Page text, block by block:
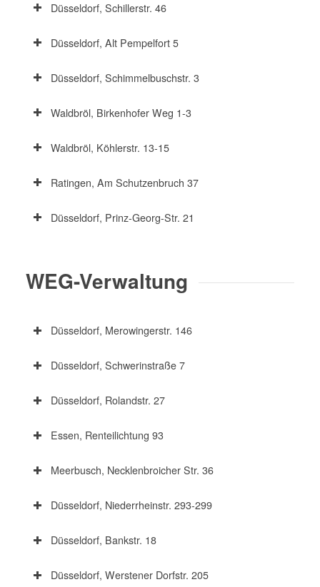
Düsseldorf, Schillerstr. 46
Düsseldorf, Alt Pempelfort 5
Düsseldorf, Schimmelbuschstr. 3
Waldbröl, Birkenhofer Weg 1-3
Waldbröl, Köhlerstr. 13-15
Ratingen, Am Schutzenbruch 37
Düsseldorf, Prinz-Georg-Str. 21
WEG-Verwaltung
Düsseldorf, Merowingerstr. 146
Düsseldorf, Schwerinstraße 7
Düsseldorf, Rolandstr. 27
Essen, Renteilichtung 93
Meerbusch, Necklenbroicher Str. 36
Düsseldorf, Niederrheinstr. 293-299
Düsseldorf, Bankstr. 18
Düsseldorf, Werstener Dorfstr. 205